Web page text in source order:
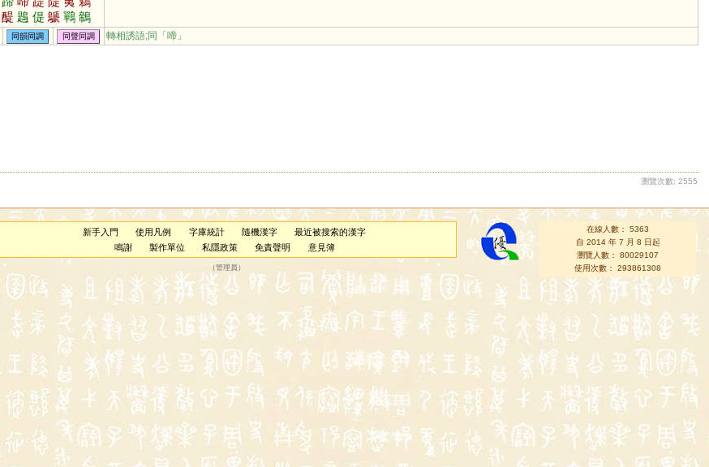
醍 鶗 偍 鷈 鷤 鶙
禔 厗 稊 媞 崹 徲
趧 蝭 鍗 褆
同韻同調 同聲同調 轉相誘語;同「啼 」
瀏覽次數: 2555
新手入門 使用凡例 字庫統計 隨機漢字
最近被搜索的漢字
鳴謝
製作單位 私隱政策 免責聲明 意見簿
（管理員 ）
在線人數： 5363
自 2014 年 7 月 8 日起
瀏覽人數： 80029107
使用次數： 293861308